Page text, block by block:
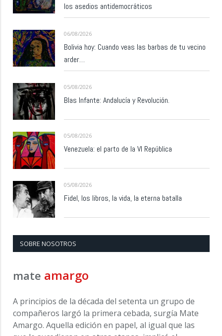
los asedios antidemocráticos
06/08/2026
Bolivia hoy: Cuando veas las barbas de tu vecino
arder…
05/08/2026
Blas Infante: Andalucía y Revolución.
05/08/2026
Venezuela: el parto de la VI República
05/08/2026
Fidel, los libros, la vida, la eterna batalla
SOBRE NOSOTROS
mate amargo
A principios de la década del setenta un grupo de
compañeros largó la primera cebada, surgía Mate
Amargo. Aquella edición en papel, al igual que las